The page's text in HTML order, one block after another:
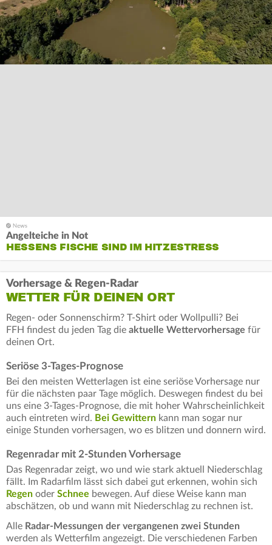
Angelteiche in Not
HESSENS FISCHE SIND IM HITZESTRESS
Vorhersage & Regen-Radar
WETTER FÜR DEINEN ORT
Regen- oder Sonnenschirm? T-Shirt oder Wollpulli? Bei
FFH findest du jeden Tag die aktuelle Wettervorhersage für
deinen Ort.
Seriöse 3-Tages-Prognose
Bei den meisten Wetterlagen ist eine seriöse Vorhersage nur
für die nächsten paar Tage möglich. Deswegen findest du bei
uns eine 3-Tages-Prognose, die mit hoher Wahrscheinlichkeit
auch eintreten wird. Bei Gewittern kann man sogar nur
einige Stunden vorhersagen, wo es blitzen und donnern wird.
Regenradar mit 2-Stunden Vorhersage
Das Regenradar zeigt, wo und wie stark aktuell Niederschlag
fällt. Im Radarfilm lässt sich dabei gut erkennen, wohin sich
Regen oder Schnee bewegen. Auf diese Weise kann man
abschätzen, ob und wann mit Niederschlag zu rechnen ist.
Alle Radar-Messungen der vergangenen zwei Stunden
werden als Wetterfilm angezeigt. Die verschiedenen Farben